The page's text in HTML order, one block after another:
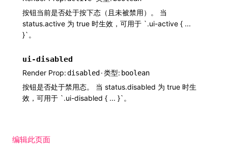
按钮当前是否处于按下态（且未被禁用）。 当
status.active 为 true 时生效，可用于 `.ui-active { ...
}`。
ui-disabled
Render Prop disabled ·类型 boolean
按钮是否处于禁用态。 当 status.disabled 为 true 时生
效，可用于 `.ui-disabled { ... }`。
编辑此页面